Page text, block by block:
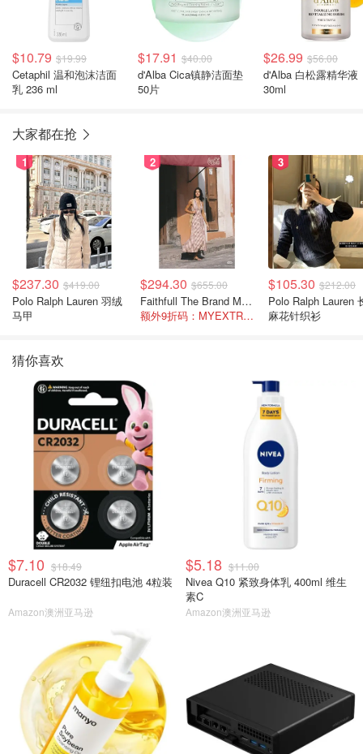
$10.79 $19.99
Cetaphil 温和泡沫洁面
乳 236 ml
$17.91 $40.00
d'Alba Cica镇静洁面垫
50片
$26.99 $56.00
d'Alba 白松露精华液
30ml
大家都在抢
1
$237.30 $419.00
Polo Ralph Lauren 羽绒
马甲
2
$294.30 $655.00
Faithfull The Brand Marais 格纹亚麻吊带中长连衣裙
额外9折码：MYEXTRA10
3
$105.30 $212.00
Polo Ralph Lauren 长袖
麻花针织衫
猜你喜欢
$7.10 $18.49
Duracell CR2032 锂纽扣电池 4粒装
Amazon澳洲亚马逊
$5.18 $11.00
Nivea Q10 紧致身体乳 400ml 维生
素C
Amazon澳洲亚马逊